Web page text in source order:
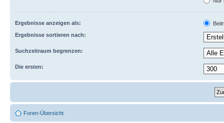
Ergebnisse anzeigen als:
Ergebnisse sortieren nach:
Suchzeitraum begrenzen:
Die ersten:
Foren-Übersicht